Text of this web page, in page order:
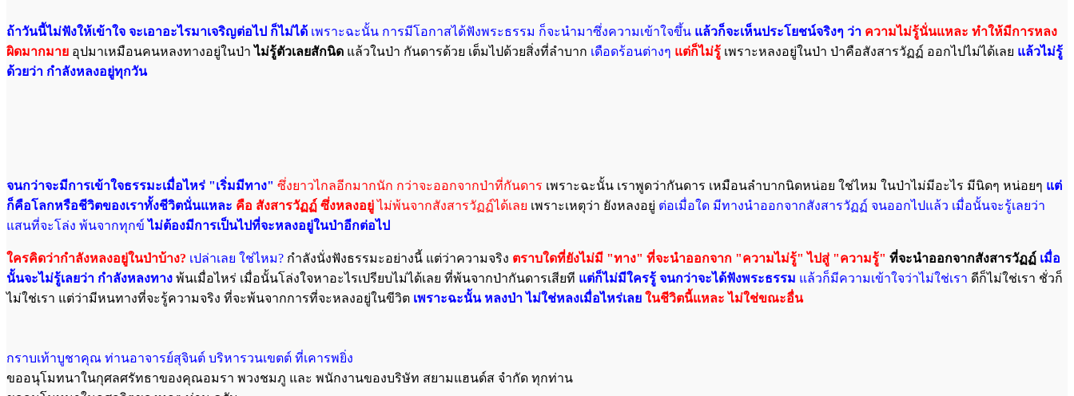
ถ้าวันนี้ไม่ฟังให้เข้าใจ จะเอาอะไรมาเจริญต่อไป ก็ไม่ได้ เพราะฉะนั้น การมีโอกาสได้ฟังพระธรรม ก็จะนำมาซึ่งความเข้าใจขึ้น แล้วก็จะเห็นประโยชน์จริงๆ ว่า ความไม่รู้นั่นแหละ ทำให้มีการหลง
ผิดมากมาย อุปมาเหมือนคนหลงทางอยู่ในป่าไม่รู้ตัวเลยสักนิด แล้วในป่า กันดารด้วย เต็มไปด้วยสิ่งที่ลำบาก เดือดร้อนต่างๆ แต่ก็ไม่รู้ เพราะหลงอยู่ในป่า ป่าคือสังสารวัฏฏ์ ออกไปไม่ได้เลย แล้วไม่รู้
ด้วยว่า กำลังหลงอยู่ทุกวัน
จนกว่าจะมีการเข้าใจธรรมะเมื่อไหร่ "เริ่มมีทาง" ซึ่งยาวไกลอีกมากนัก กว่าจะออกจากป่าที่กันดาร เพราะฉะนั้น เราพูดว่ากันดาร เหมือนลำบากนิดหน่อย ใช่ไหม ในป่าไม่มีอะไร มีนิดๆ หน่อยๆ แต่
ก็คือโลกหรือชีวิตของเราทั้งชีวิตนั่นแหละ คือ สังสารวัฏฏ์ ซึ่งหลงอยู่ไม่พ้นจากสังสารวัฏฏ์ได้เลย เพราะเหตุว่า ยังหลงอยู่ ต่อเมื่อใด มีทางนำออกจากสังสารวัฏฏ์ จนออกไปแล้ว เมื่อนั้นจะรู้เลยว่า
แสนที่จะโล่ง พ้นจากทุกข์ไม่ต้องมีการเป็นไปที่จะหลงอยู่ในป่าอีกต่อไป
ใครคิดว่ากำลังหลงอยู่ในป่าบ้าง? เปล่าเลย ใช่ไหม? กำลังนั่งฟังธรรมะอย่างนี้ แต่ว่าความจริง ตราบใดที่ยังไม่มี "ทาง" ที่จะนำออกจาก "ความไม่รู้" ไปสู่ "ความรู้" ที่จะนำออกจากสังสารวัฏฏ์ เมื่อ
นั้นจะไม่รู้เลยว่า กำลังหลงทาง พ้นเมื่อไหร่ เมื่อนั้นโล่งใจหาอะไรเปรียบไม่ได้เลย ที่พ้นจากป่ากันดารเสียที แต่ก็ไม่มีใครรู้ จนกว่าจะได้ฟังพระธรรม แล้วก็มีความเข้าใจว่าไม่ใช่เรา ดีก็ไม่ใช่เรา ชั่วก็
ไม่ใช่เรา แต่ว่ามีหนทางที่จะรู้ความจริง ที่จะพ้นจากการที่จะหลงอยู่ในขีวิต เพราะฉะนั้น หลงป่า ไม่ใช่หลงเมื่อไหร่เลย ในชีวิตนี้แหละ ไม่ใช่ขณะอื่น
กราบเท้าบูชาคุณ ท่านอาจารย์สุจินต์ บริหารวนเขตต์ ที่เคารพยิ่ง
ขออนุโมทนาในกุศลศรัทธาของคุณอมรา พวงชมภู และ พนักงานของบริษัท สยามแฮนด์ส จำกัด ทุกท่าน